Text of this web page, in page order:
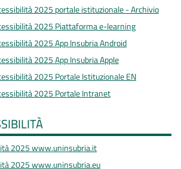
2025 portale istituzionale - Archivio
2025 Piattaforma e-learning
2025 App Insubria Android
2025 App Insubria Apple
2025 Portale Istituzionale EN
2025 Portale Intranet
2025 www.uninsubria.it
2025 www.uninsubria.eu